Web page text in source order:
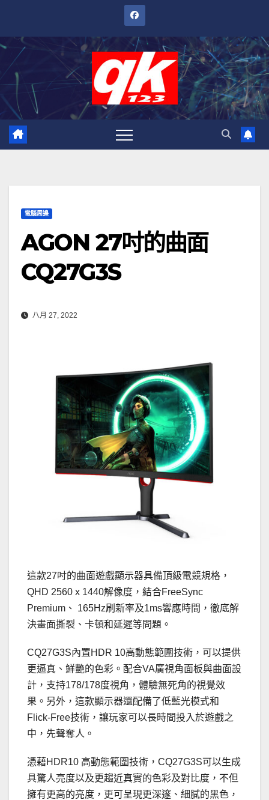
內
電腦周邊
AGON 27吋的曲面
CQ27G3S
八月 27, 2022
這款27吋的曲面遊戲顯示器具備頂級電競規格，
QHD 2560 x 1440解像度，結合FreeSync
Premium、 165Hz刷新率及1ms響應時間，徹底解
決畫面撕裂、卡頓和延遲等問題。
CQ27G3S內置HDR 10高動態範圍技術，可以提供
更逼真、鮮艷的色彩。配合VA廣視角面板與曲面設
計，支持178/178度視角，體驗無死角的視覺效
果。另外，這款顯示器還配備了低藍光模式和
Flick-Free技術，讓玩家可以長時間投入於遊戲之
中，先聲奪人。
憑藉HDR10 高動態範圍技術，CQ27G3S可以生成
具驚人亮度以及更趨近真實的色彩及對比度，不但
擁有更高的亮度，更可呈現更深邃、細膩的黑色，